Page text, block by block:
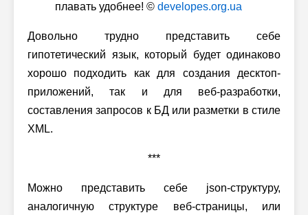
плавать удобнее! © developes.org.ua
Довольно трудно представить себе
гипотетический язык, который будет одинаково
хорошо подходить как для создания десктоп-
приложений, так и для веб-разработки,
составления запросов к БД или разметки в стиле
XML.
***
Можно представить себе json-структуру,
аналогичную структуре веб-страницы, или